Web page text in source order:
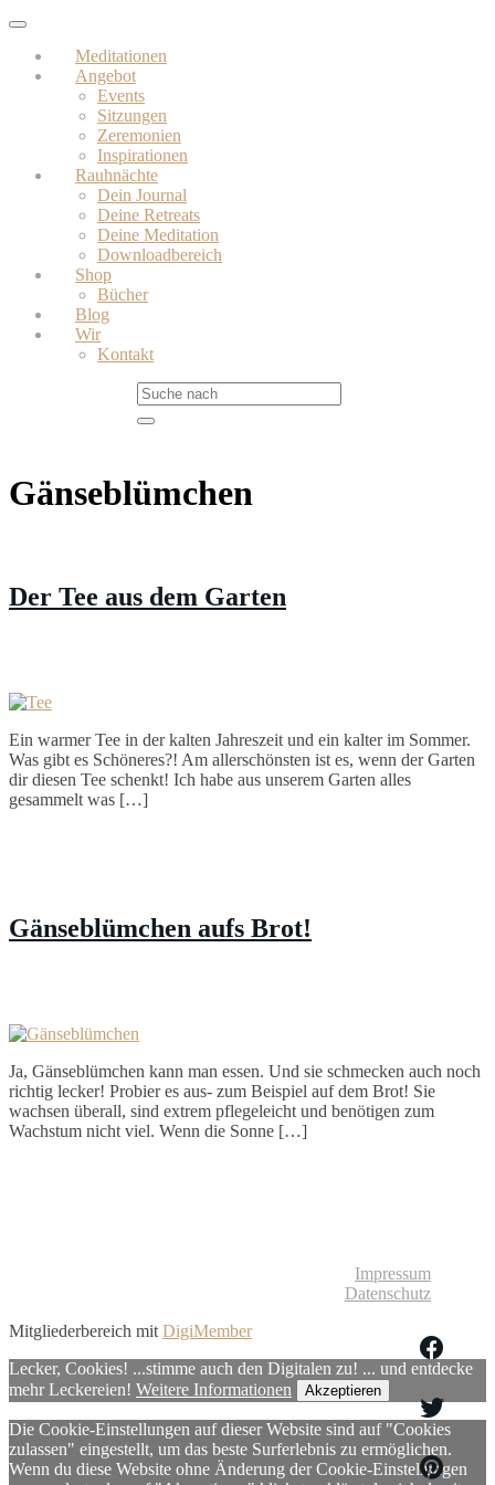
Skip
main
content
Toggle
navigationMeditationen
Angebot
Events
Sitzungen
Zeremonien
Inspirationen
Rauhnächte
Dein Journal
Deine Retreats
Deine Meditation
Downloadbereich
Shop
Bücher
Blog
Wir
Kontakt
Gänseblümchen
Der Tee aus dem Garten
Ein warmer Tee in der kalten Jahreszeit und ein kalter im Sommer.
Was gibt es Schöneres?! Am allerschönsten ist es, wenn der Garten
dir diesen Tee schenkt! Ich habe aus unserem Garten alles
gesammelt was […]
Gänseblümchen aufs Brot!
Ja, Gänseblümchen kann man essen. Und sie schmecken auch noch
richtig lecker! Probier es aus- zum Beispiel auf dem Brot! Sie
wachsen überall, sind extrem pflegeleicht und benötigen zum
Wachstum nicht viel. Wenn die Sonne […]
Impressum
Datenschutz
Mitgliederbereich mit DigiMember
Lecker, Cookies! ...stimme auch den Digitalen zu! ... und entdecke
mehr Leckereien! Weitere Informationen Akzeptieren
Die Cookie-Einstellungen auf dieser Website sind auf "Cookies
zulassen" eingestellt, um das beste Surferlebnis zu ermöglichen.
Wenn du diese Website ohne Änderung der Cookie-Einstellungen